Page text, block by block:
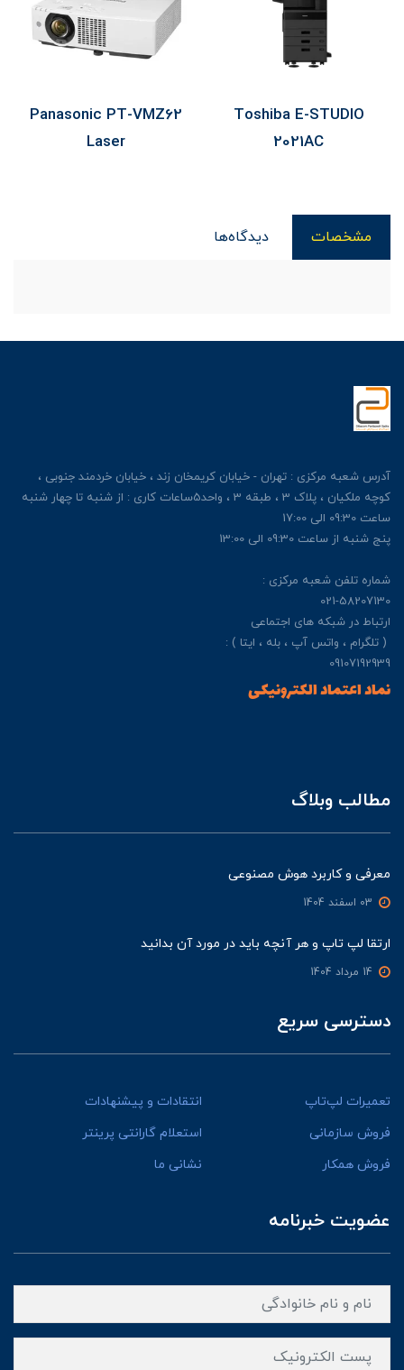
Toshiba E-STUDIO
2021AC
Panasonic PT-VMZ62
Laser
مشخصات دیدگاه‌ها
آدرس شعبه مرکزی : تهران - خیابان کریمخان زند ، خیابان خردمند جنوبی ،
کوچه ملکیان ، پلاک 3 ، طبقه 3 ، واحد5ساعات کاری : از شنبه تا چهار شنبه
ساعت 09:30 الی 17:00
پنج شنبه از ساعت 09:30 الی 13:00
شماره تلفن شعبه مرکزی :
021-58207130
ارتباط در شبکه های اجتماعی
( تلگرام ، واتس آپ ، بله ، ایتا ) :
09107192939
نماد اعتماد الکترونیکی
مطالب وبلاگ
معرفی و کاربرد هوش مصنوعی
ارتقا لپ تاپ و هر آنچه باید در مورد آن بدانید
دسترسی سریع
تعمیرات لپ‌تاپ
انتقادات و پیشنهادات
فروش سازمانی
استعلام گارانتی پرینتر
فروش همکار
نشانی ما
عضویت خبرنامه